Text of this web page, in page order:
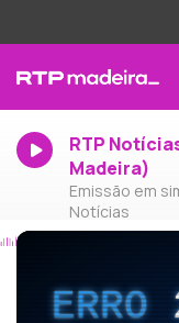
RTP
Madeira)
Emissão em
Notícias
ERRO